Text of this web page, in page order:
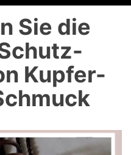
Sie die
Kupfer-